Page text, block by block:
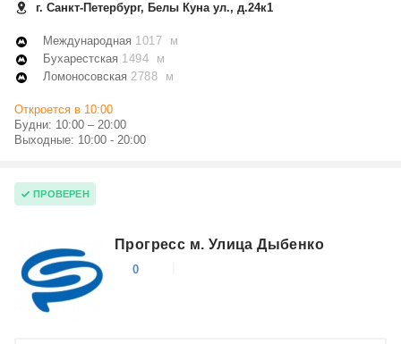
г. Санкт-Петербург, Белы Куна ул., д.24к1
Международная 1017 м
Бухарестская 1494 м
Ломоносовская 2788 м
Откроется в 10:00
Будни: 10:00 – 20:00
Выходные: 10:00 - 20:00
ПРОВЕРЕН
Прогресс м. Улица Дыбенко
0